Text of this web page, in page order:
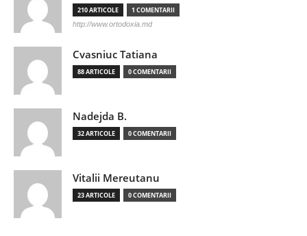
210 ARTICOLE 1 COMENTARII
http://www.ortodoxia.md
Cvasniuc Tatiana
88 ARTICOLE 0 COMENTARII
Nadejda B.
32 ARTICOLE 0 COMENTARII
Vitalii Mereutanu
23 ARTICOLE 0 COMENTARII